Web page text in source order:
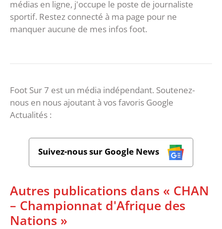
médias en ligne, j'occupe le poste de journaliste
sportif. Restez connecté à ma page pour ne
manquer aucune de mes infos foot.
Foot Sur 7 est un média indépendant. Soutenez-
nous en nous ajoutant à vos favoris Google
Actualités :
Suivez-nous sur Google News
Autres publications dans « CHAN
– Championnat d'Afrique des
Nations »